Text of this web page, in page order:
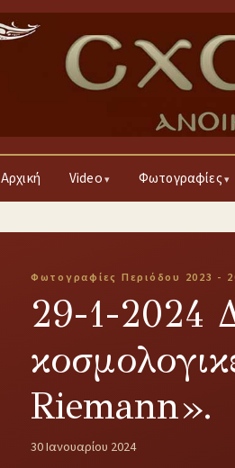
Αρχική Video Φωτογραφίες
Φωτογραφίες Περιόδου 2023 -
29-1-2024
Riemann».
30 Ιανουαρίου 2024